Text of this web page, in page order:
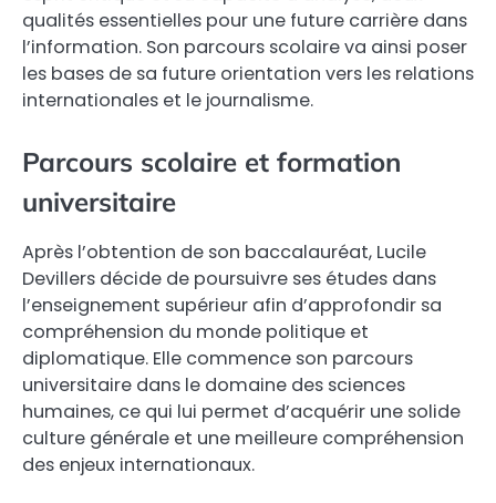
qualités essentielles pour une future carrière dans
l’information. Son parcours scolaire va ainsi poser
les bases de sa future orientation vers les relations
internationales et le journalisme.
Parcours scolaire et formation
universitaire
Après l’obtention de son baccalauréat, Lucile
Devillers décide de poursuivre ses études dans
l’enseignement supérieur afin d’approfondir sa
compréhension du monde politique et
diplomatique. Elle commence son parcours
universitaire dans le domaine des sciences
humaines, ce qui lui permet d’acquérir une solide
culture générale et une meilleure compréhension
des enjeux internationaux.